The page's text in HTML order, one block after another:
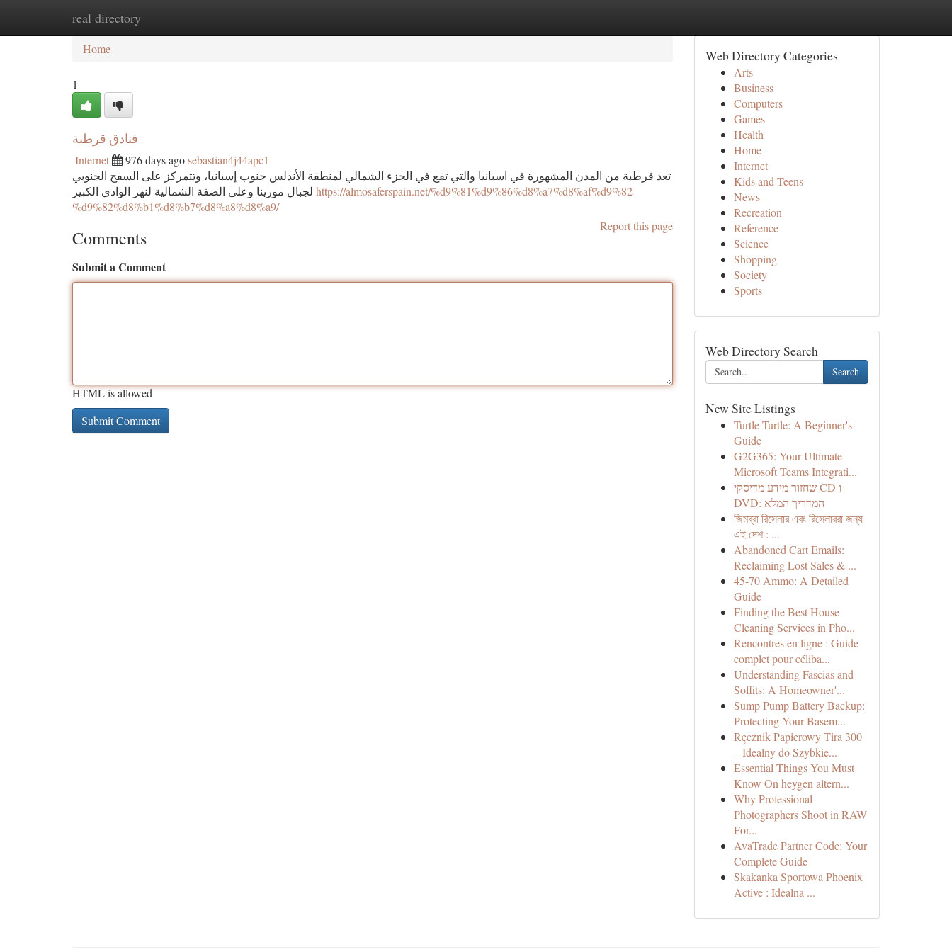
real directory
Home
Home
1
فنادق قرطبة
Internet 976 days agosebastian4j44apc1
تعد قرطبة من المدن المشهورة في اسبانيا والتي تقع في الجزء الشمالي لمنطقة الأندلس جنوب إسبانيا، وتتمركز على السفح الجنوبي
https://almosaferspain.net/%d9%81%d9%86%d8%a7%d8%af%d9%82-
%d9%82%d8%b1%d8%b7%d8%a8%d8%a9/
Report this page
Comments
Submit a Comment
HTML is allowed
Web Directory Categories
Arts
Business
Computers
Games
Health
Home
Internet
Kids and Teens
News
Recreation
Reference
Science
Shopping
Society
Sports
Web Directory Search
Search
New Site Listings
Turtle Turtle: A Beginner's
Guide
G2G365: Your Ultimate
Microsoft Teams Integrati...
שחזור מידע מדיסקי CD ו-
DVD: המדריך המלא
জিমব্রা রিসেলার এবং রিসেলাররা জন্য
এই দেশ : ...
Abandoned Cart Emails:
Reclaiming Lost Sales & ...
45-70 Ammo: A Detailed
Guide
Finding the Best House
Cleaning Services in Pho...
Rencontres en ligne : Guide
complet pour céliba...
Understanding Fascias and
Soffits: A Homeowner'...
Sump Pump Battery Backup:
Protecting Your Basem...
Ręcznik Papierowy Tira 300
– Idealny do Szybkie...
Essential Things You Must
Know On heygen altern...
Why Professional
Photographers Shoot in RAW
For...
AvaTrade Partner Code: Your
Complete Guide
Skakanka Sportowa Phoenix
Active : Idealna ...